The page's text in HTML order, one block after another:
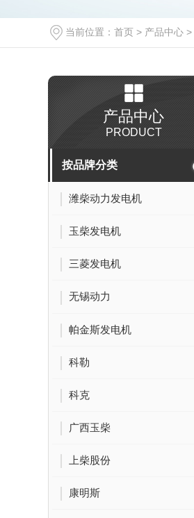
当前位置： 首页 > 产品中心 >
产品中心
PRODUCT
按品牌分类
潍柴动力发电机
玉柴发电机
三菱发电机
无锡动力
帕金斯发电机
科勒
科克
广西玉柴
上柴股份
康明斯